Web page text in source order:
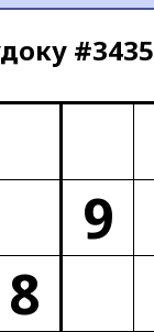
#3435
9
8